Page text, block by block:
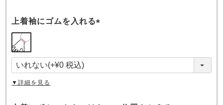
上着袖にゴムを入れる
須
)
▼詳細を見る